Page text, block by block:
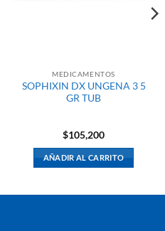
MEDICAMENTOS
SOPHIXIN DX UNGENA 3 5
GR TUB
$105,200
AÑADIR AL CARRITO